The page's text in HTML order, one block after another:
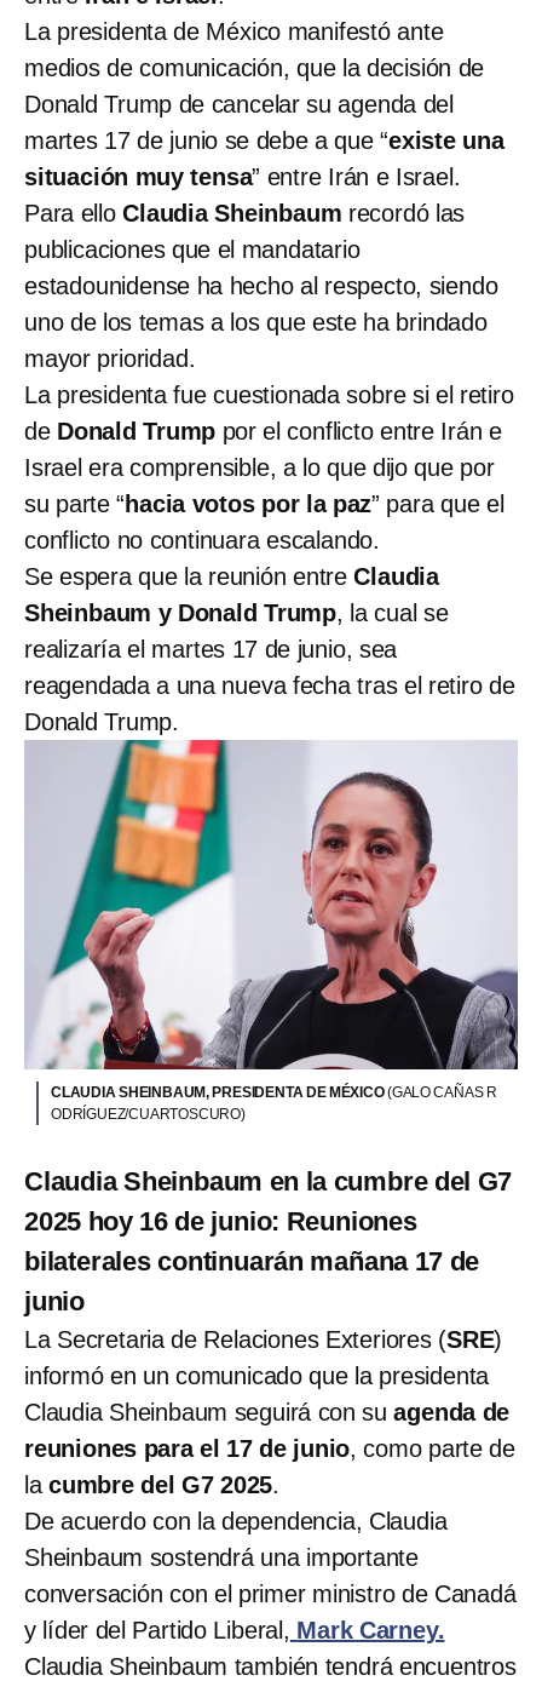
La presidenta de México manifestó ante
medios de comunicación, que la decisión de
Donald Trump de cancelar su agenda del
martes 17 de junio se debe a que “existe una
situación muy tensa” entre Irán e Israel.
Para elloClaudia Sheinbaum recordó las
publicaciones que el mandatario
estadounidense ha hecho al respecto, siendo
uno de los temas a los que este ha brindado
mayor prioridad.
La presidenta fue cuestionada sobre si el retiro
de Donald Trump por el conflicto entre Irán e
Israel era comprensible, a lo que dijo que por
su parte “ hacia votos por la paz” para que el
conflicto no continuara escalando.
Se espera que la reunión entreClaudia
Sheinbaum y Donald Trump, la cual se
realizaría el martes 17 de junio, sea
reagendada a una nueva fecha tras el retiro de
Donald Trump.
CLAUDIA SHEINBAUM, PRESIDENTA DE MÉXICO(GALO CAÑAS R
ODRÍGUEZ/CUARTOSCURO)
Claudia Sheinbaum en la cumbre del G7
2025 hoy 16 de junio: Reuniones
bilaterales continuarán mañana 17 de
junio
La Secretaria de Relaciones Exteriores (SRE)
informó en un comunicado que la presidenta
Claudia Sheinbaum seguirá con su agenda de
reuniones para el 17 de junio, como parte de
la cumbre del G7 2025.
De acuerdo con la dependencia, Claudia
Sheinbaum sostendrá una importante
conversación con el primer ministro de Canadá
y líder del Partido Liberal, Mark Carney.
Claudia Sheinbaum también tendrá encuentros